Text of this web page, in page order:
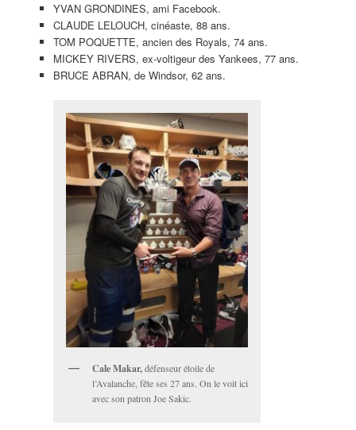
YVAN GRONDINES, ami Facebook.
CLAUDE LELOUCH, cinéaste, 88 ans.
TOM POQUETTE, ancien des Royals, 74 ans.
MICKEY RIVERS, ex-voltigeur des Yankees, 77 ans.
BRUCE ABRAN, de Windsor, 62 ans.
Cale Makar,défenseur étoile de
l’Avalanche, fête ses 27 ans. On le voit ici
avec son patron Joe Sakic.